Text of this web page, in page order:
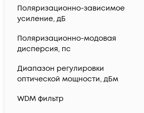
Поляризационно-зависимое
усиление, дБ
Поляризационно-модовая
дисперсия, пс
Диапазон регулировки
оптической мощности, дБм
WDM фильтр